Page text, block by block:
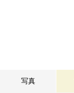
写真